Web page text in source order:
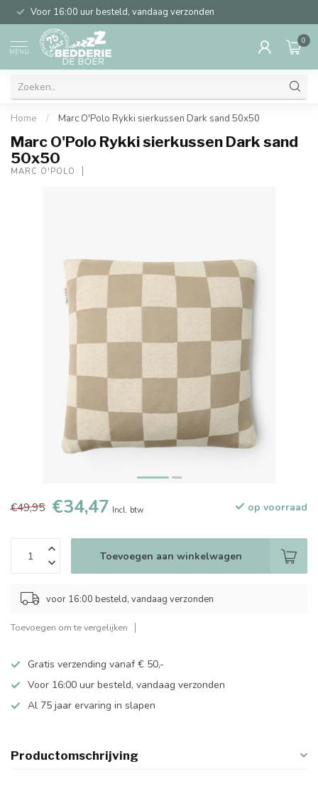
Voor 16:00 uur besteld, vandaag verzonden
MENU
0
Home / Marc O'Polo Rykki sierkussen Dark sand 50x50
Marc O'Polo Rykki sierkussen Dark sand
50x50
MARC O'POLO
€49,95 €34,47 Incl. btw op voorraad
Toevoegen aan winkelwagen
voor 16:00 besteld, vandaag verzonden
Toevoegen om te vergelijken
Gratis verzending vanaf € 50,-
Voor 16:00 uur besteld, vandaag verzonden
Al 75 jaar ervaring in slapen
Productomschrijving